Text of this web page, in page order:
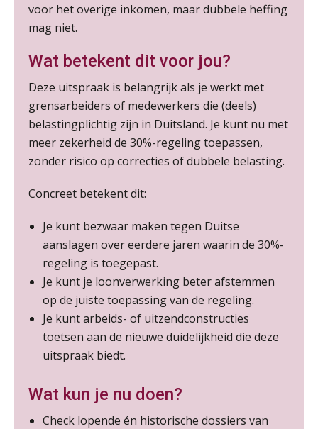
voor het overige inkomen, maar dubbele heffing
mag niet.
Wat betekent dit voor jou?
Deze uitspraak is belangrijk als je werkt met
grensarbeiders of medewerkers die (deels)
belastingplichtig zijn in Duitsland. Je kunt nu met
meer zekerheid de 30%-regeling toepassen,
zonder risico op correcties of dubbele belasting.
Concreet betekent dit:
Je kunt bezwaar maken tegen Duitse
aanslagen over eerdere jaren waarin de 30%-
regeling is toegepast.
Je kunt je loonverwerking beter afstemmen
op de juiste toepassing van de regeling.
Je kunt arbeids- of uitzendconstructies
toetsen aan de nieuwe duidelijkheid die deze
uitspraak biedt.
Wat kun je nu doen?
Check lopende én historische dossiers van
SEP
Online cursus Bedingen in de arbeidsovereenkomst
SEP
MOCuitgevers
SEP
Tweedaagse online Excel training voor de salarisadministrateur (verdieping, specialisatie en AI)
MOCuitgevers
09
16
SEP
Online cursus Disfunctionerende werknemer: wat nu?
MOCuitgevers
17
SEP
Training Grenzen aangeven met zelfvertrouwen en respect
MOCuitgevers
17
17